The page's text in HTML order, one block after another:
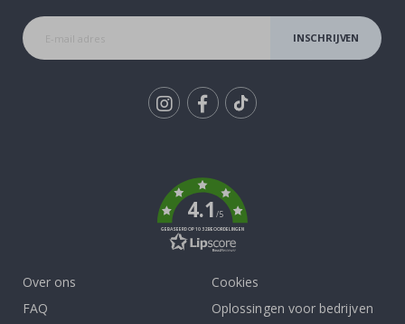
INSCHRIJVEN
4.1/5
GEBASEERD OP 1032 BEOORDELINGEN
Over ons
FAQ
Cookies
Oplossingen voor bedrijven